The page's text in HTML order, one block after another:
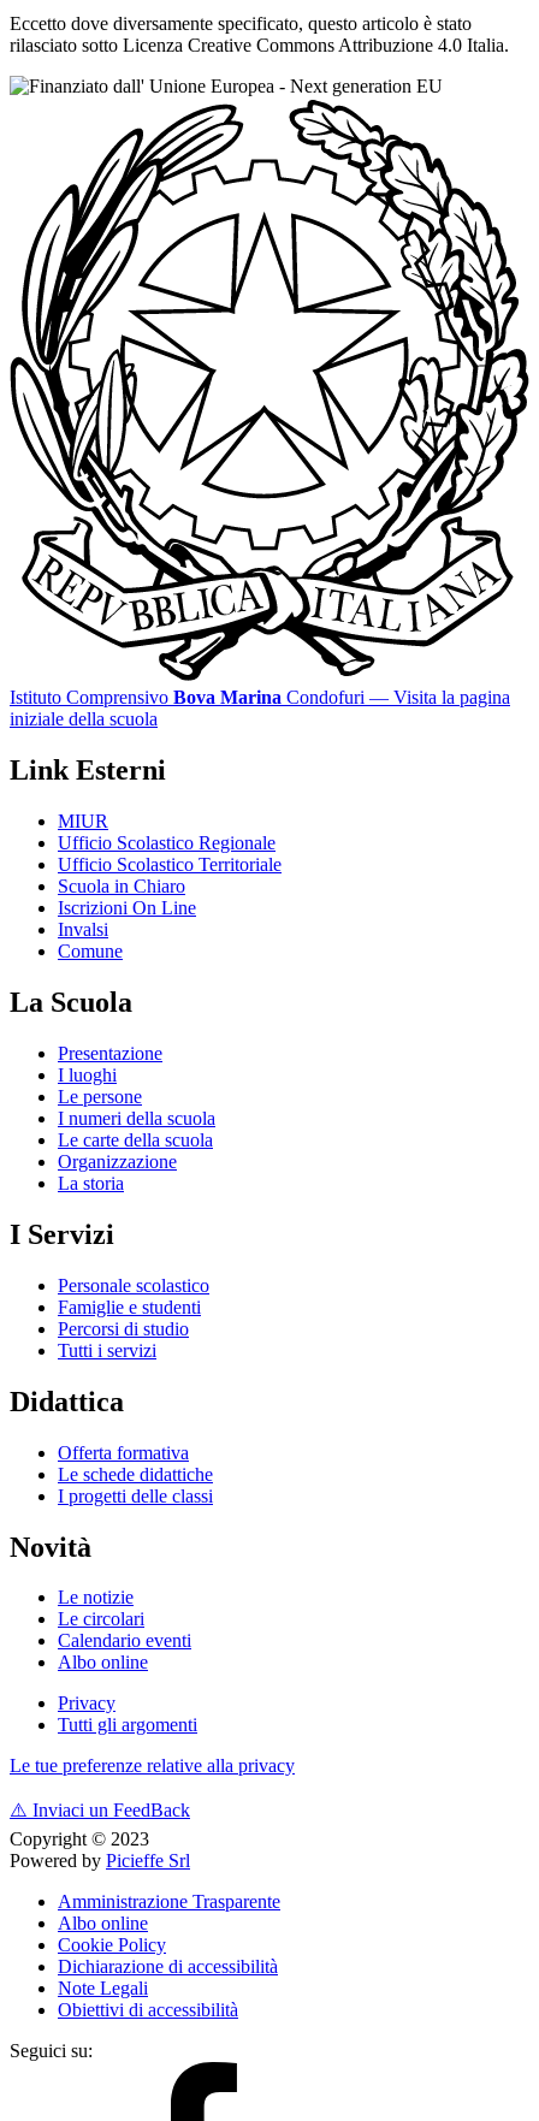
Eccetto dove diversamente specificato, questo articolo è stato
rilasciato sotto Licenza Creative Commons Attribuzione 4.0 Italia.
Istituto Comprensivo Bova Marina Condofuri — Visita la pagina
iniziale della scuola
Link Esterni
MIUR
Ufficio Scolastico Regionale
Ufficio Scolastico Territoriale
Scuola in Chiaro
Iscrizioni On Line
Invalsi
Comune
La Scuola
Presentazione
I luoghi
Le persone
I numeri della scuola
Le carte della scuola
Organizzazione
La storia
I Servizi
Personale scolastico
Famiglie e studenti
Percorsi di studio
Tutti i servizi
Didattica
Offerta formativa
Le schede didattiche
I progetti delle classi
Novità
Le notizie
Le circolari
Calendario eventi
Albo online
Privacy
Tutti gli argomenti
Le tue preferenze relative alla privacy
⚠️ Inviaci un FeedBack
Copyright © 2023
Powered by Picieffe Srl
Amministrazione Trasparente
Albo online
Cookie Policy
Dichiarazione di accessibilità
Note Legali
Obiettivi di accessibilità
Seguici su: